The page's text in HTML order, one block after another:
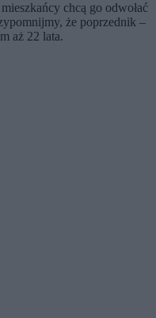
chcą go odwołać
że poprzednik –
aż 22 lata.